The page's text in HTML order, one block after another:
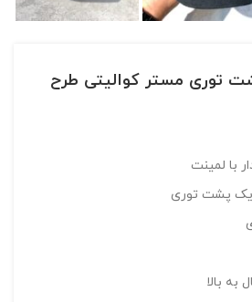
توری مستر کوالیتی طرح
با لمینت
یک پشت توری